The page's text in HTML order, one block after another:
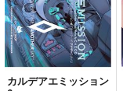
8月3日掲載
カルデアエミッション